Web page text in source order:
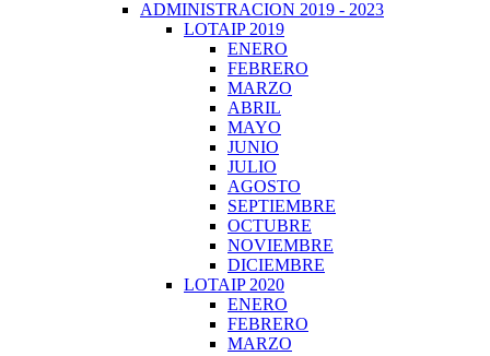
ADMINISTRACION 2019 - 2023
LOTAIP 2019
ENERO
FEBRERO
MARZO
ABRIL
MAYO
JUNIO
JULIO
AGOSTO
SEPTIEMBRE
OCTUBRE
NOVIEMBRE
DICIEMBRE
LOTAIP 2020
ENERO
FEBRERO
MARZO